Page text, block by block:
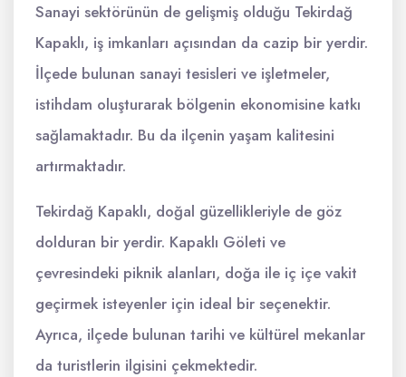
Sanayi sektörünün de gelişmiş olduğu Tekirdağ
Kapaklı, iş imkanları açısından da cazip bir yerdir.
İlçede bulunan sanayi tesisleri ve işletmeler,
istihdam oluşturarak bölgenin ekonomisine katkı
sağlamaktadır. Bu da ilçenin yaşam kalitesini
artırmaktadır.
Tekirdağ Kapaklı, doğal güzellikleriyle de göz
dolduran bir yerdir. Kapaklı Göleti ve
çevresindeki piknik alanları, doğa ile iç içe vakit
geçirmek isteyenler için ideal bir seçenektir.
Ayrıca, ilçede bulunan tarihi ve kültürel mekanlar
da turistlerin ilgisini çekmektedir.